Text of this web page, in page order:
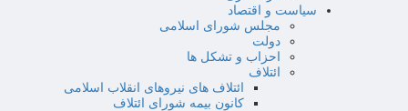
سیاست و اقتصاد
مجلس شورای اسلامی
دولت
احزاب و تشکل ها
ائتلاف
ائتلاف های نیروهای انقلاب اسلامی
کانون بیمه شورای ائتلاف